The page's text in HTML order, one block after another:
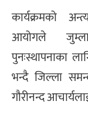
कार्यक्रमको
आयोगले
पुनःस्थापनाका
भन्दै जिल्ला
गौरीनन्द